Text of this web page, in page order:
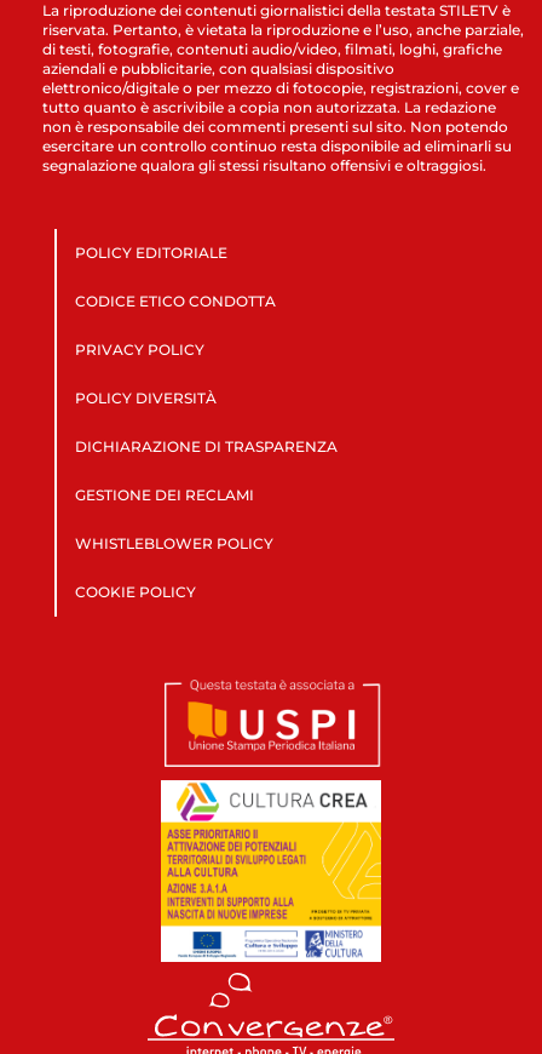
La riproduzione dei contenuti giornalistici della testata STILETV è
riservata. Pertanto, è vietata la riproduzione e l’uso, anche parziale,
di testi, fotografie, contenuti audio/video, filmati, loghi, grafiche
aziendali e pubblicitarie, con qualsiasi dispositivo
elettronico/digitale o per mezzo di fotocopie, registrazioni, cover e
tutto quanto è ascrivibile a copia non autorizzata. La redazione
non è responsabile dei commenti presenti sul sito. Non potendo
esercitare un controllo continuo resta disponibile ad eliminarli su
segnalazione qualora gli stessi risultano offensivi e oltraggiosi.
POLICY EDITORIALE
CODICE ETICO CONDOTTA
PRIVACY POLICY
POLICY DIVERSITÀ
DICHIARAZIONE DI TRASPARENZA
GESTIONE DEI RECLAMI
WHISTLEBLOWER POLICY
COOKIE POLICY